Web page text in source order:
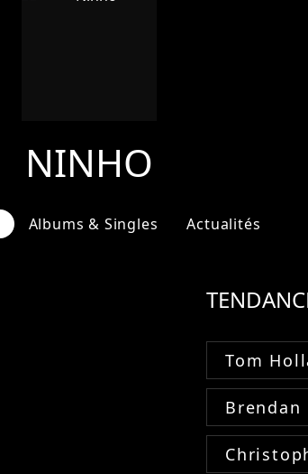
NINHO
Albums & Singles Actualités
Tom
Brendan